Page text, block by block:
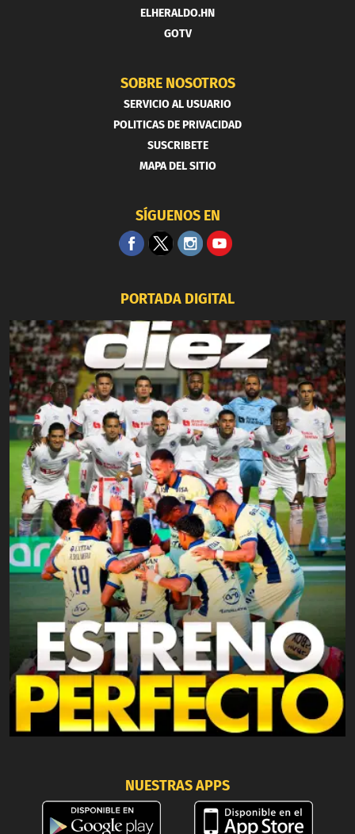
ELHERALDO.HN
GOTV
SOBRE NOSOTROS
SERVICIO AL USUARIO
POLITICAS DE PRIVACIDAD
SUSCRIBETE
MAPA DEL SITIO
SÍGUENOS EN
PORTADA DIGITAL
NUESTRAS APPS